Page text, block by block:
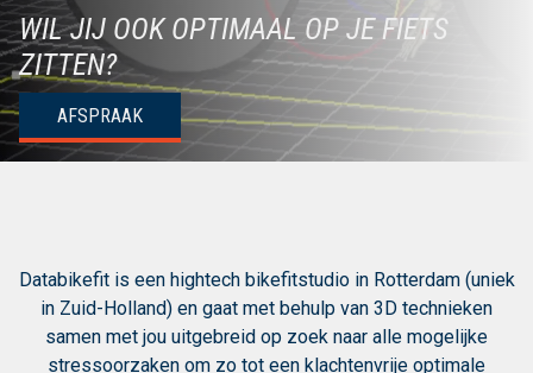
WIL JIJ OOK OPTIMAAL OP JE FIETS
ZITTEN?
AFSPRAAK
Databikefit is een hightech bikefitstudio in Rotterdam (uniek
in Zuid-Holland) en gaat met behulp van 3D technieken
samen met jou uitgebreid op zoek naar alle mogelijke
stressoorzaken om zo tot een klachtenvrije optimale